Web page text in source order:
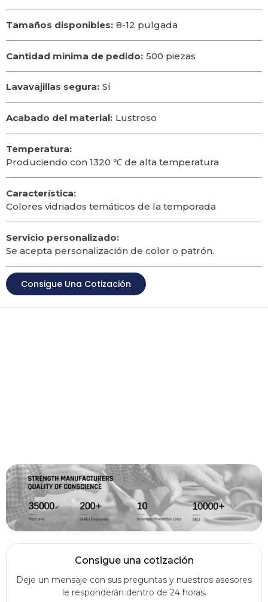
Tamaños disponibles: 8-12 pulgada
Cantidad mínima de pedido: 500 piezas
Lavavajillas segura: Sí
Acabado del material: Lustroso
Temperatura:
Produciendo con 1320 ℃ de alta temperatura
Característica:
Colores vidriados temáticos de la temporada
Servicio personalizado:
Se acepta personalización de color o patrón.
Consigue Una Cotización
Consigue una cotización
Deje un mensaje con sus preguntas y nuestros asesores
le responderán dentro de 24 horas.